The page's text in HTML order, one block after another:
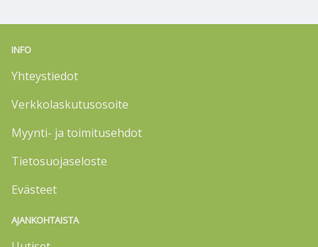
INFO
Yhteystiedot
Verkkolaskutusosoite
Myynti- ja toimitusehdot
Tietosuojaseloste
Evästeet
AJANKOHTAISTA